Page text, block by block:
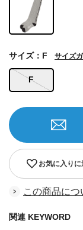
F
サイズ：F サイズ
お気に入りに
この商品に
関連 KEYWORD